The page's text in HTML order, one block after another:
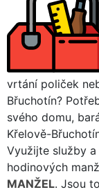
vrtání poliček
Břuchotín?
svého domu,
Křelově-
Využijte služby
hodinových
MANŽEL. Jsou